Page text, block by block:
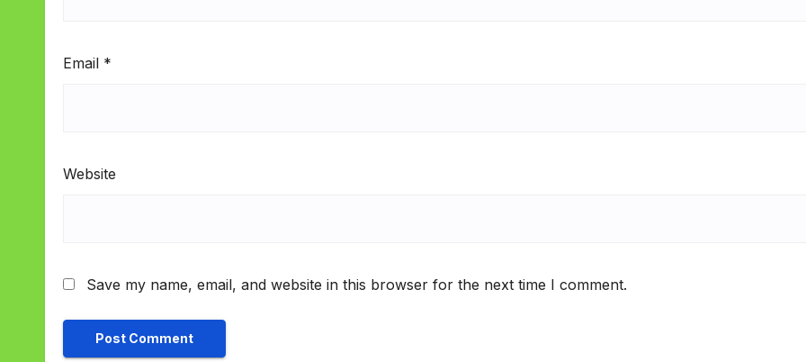
Email *
Website
Save my name, email, and website in this browser for the next time I comment.